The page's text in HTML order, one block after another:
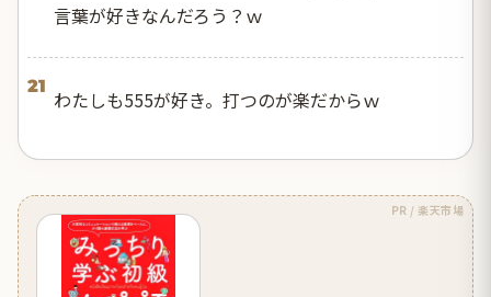
言葉が好きなんだろう？ｗ
21
わたしも555が好き。打つのが楽だからｗ
PR / 楽天市場